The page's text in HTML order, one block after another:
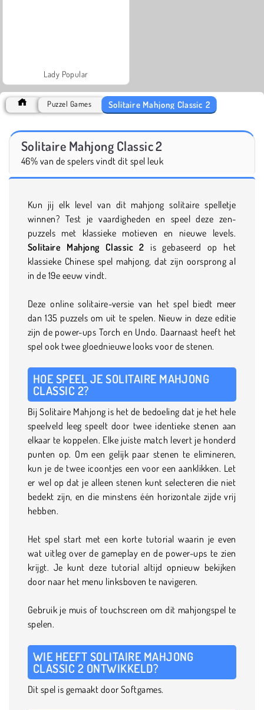
Lady Popular
Puzzel Games Solitaire Mahjong Classic 2
Solitaire Mahjong Classic 2
46% van de spelers vindt dit spel leuk
Kun jij elk level van dit mahjong solitaire spelletje
winnen? Test je vaardigheden en speel deze zen-
puzzels met klassieke motieven en nieuwe levels.
Solitaire Mahjong Classic 2 is gebaseerd op het
klassieke Chinese spel mahjong, dat zijn oorsprong al
in de 19e eeuw vindt.
Deze online solitaire-versie van het spel biedt meer
dan 135 puzzels om uit te spelen. Nieuw in deze editie
zijn de power-ups Torch en Undo. Daarnaast heeft het
spel ook twee gloednieuwe looks voor de stenen.
HOE SPEEL JE SOLITAIRE MAHJONG
CLASSIC 2?
Bij Solitaire Mahjong is het de bedoeling dat je het hele
speelveld leeg speelt door twee identieke stenen aan
elkaar te koppelen. Elke juiste match levert je honderd
punten op. Om een gelijk paar stenen te elimineren,
kun je de twee icoontjes een voor een aanklikken. Let
er wel op dat je alleen stenen kunt selecteren die niet
bedekt zijn, en die minstens één horizontale zijde vrij
hebben.
Het spel start met een korte tutorial waarin je even
wat uitleg over de gameplay en de power-ups te zien
krijgt. Je kunt deze tutorial altijd opnieuw bekijken
door naar het menu linksboven te navigeren.
Gebruik je muis of touchscreen om dit mahjongspel te
spelen.
WIE HEEFT SOLITAIRE MAHJONG
CLASSIC 2 ONTWIKKELD?
Dit spel is gemaakt door Softgames.